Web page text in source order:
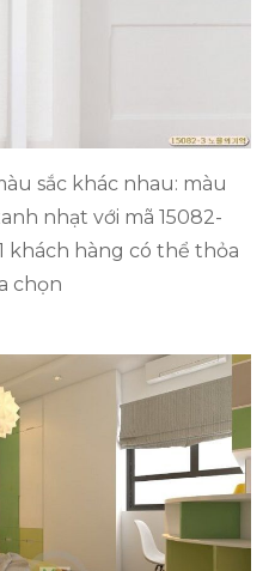
sắc khác nhau: màu
nhạt với mã 15082-
khách hàng có thể thỏa
chọn